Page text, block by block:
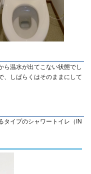
ら温水が出てこない状態でし
、しばらくはそのままにして
タイプのシャワートイレ（IN